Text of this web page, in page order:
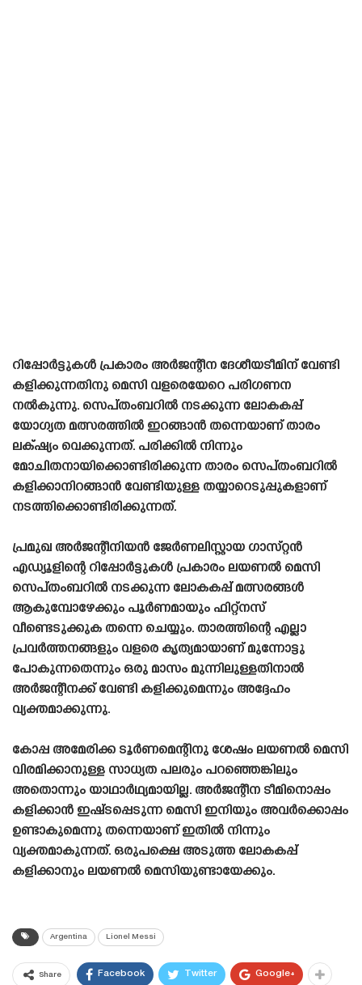
റിപ്പോർട്ടുകൾ പ്രകാരം അർജന്റീന ദേശീയടീമിന് വേണ്ടി
കളിക്കുന്നതിനു മെസി വളരെയേറെ പരിഗണന
നൽകുന്നു. സെപ്‌തംബറിൽ നടക്കുന്ന ലോകകപ്പ്
യോഗ്യത മത്സരത്തിൽ ഇറങ്ങാൻ തന്നെയാണ് താരം
ലക്‌ഷ്യം വെക്കുന്നത്. പരിക്കിൽ നിന്നും
മോചിതനായിക്കൊണ്ടിരിക്കുന്ന താരം സെപ്‌തംബറിൽ
കളിക്കാനിറങ്ങാൻ വേണ്ടിയുള്ള തയ്യാറെടുപ്പുകളാണ്
നടത്തിക്കൊണ്ടിരിക്കുന്നത്.
പ്രമുഖ അർജന്റീനിയൻ ജേർണലിസ്റ്റായ ഗാസ്‌റ്റൻ
എഡ്യൂളിന്റെ റിപ്പോർട്ടുകൾ പ്രകാരം ലയണൽ മെസി
സെപ്‌തംബറിൽ നടക്കുന്ന ലോകകപ്പ് മത്സരങ്ങൾ
ആകുമ്പോഴേക്കും പൂർണമായും ഫിറ്റ്നസ്
വീണ്ടെടുക്കുക തന്നെ ചെയ്യും. താരത്തിന്റെ എല്ലാ
പ്രവർത്തനങ്ങളും വളരെ കൃത്യമായാണ് മുന്നോട്ടു
പോകുന്നതെന്നും ഒരു മാസം മുന്നിലുള്ളതിനാൽ
അർജന്റീനക്ക് വേണ്ടി കളിക്കുമെന്നും അദ്ദേഹം
വ്യക്തമാക്കുന്നു.
കോപ്പ അമേരിക്ക ടൂർണമെന്റിനു ശേഷം ലയണൽ മെസി
വിരമിക്കാനുള്ള സാധ്യത പലരും പറഞ്ഞെങ്കിലും
അതൊന്നും യാഥാർഥ്യമായില്ല. അർജന്റീന ടീമിനൊപ്പം
കളിക്കാൻ ഇഷ്‌ടപ്പെടുന്ന മെസി ഇനിയും അവർക്കൊപ്പം
ഉണ്ടാകുമെന്നു തന്നെയാണ് ഇതിൽ നിന്നും
വ്യക്തമാകുന്നത്. ഒരുപക്ഷെ അടുത്ത ലോകകപ്പ്
കളിക്കാനും ലയണൽ മെസിയുണ്ടായേക്കും.
Argentina Lionel Messi
Share Facebook Twitter Google+